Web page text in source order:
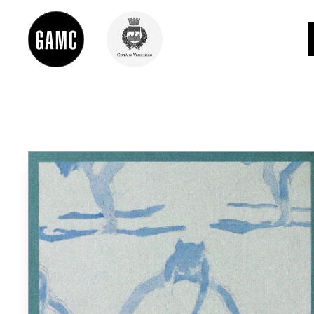
DIDATTICA
SHOP
LE COLLEZIONI
GLI AUTORI
LORENZO VIANI
MOSTRE
EVENTI
PALAZZO DELLE MUSE